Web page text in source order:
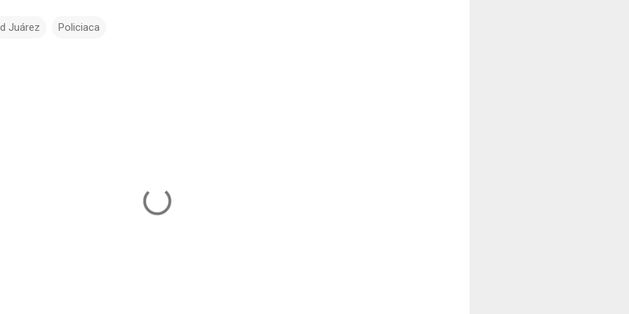
Juárez Policiaca